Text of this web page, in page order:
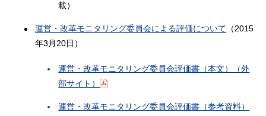
載）
運営・改革モニタリング委員会による評価について （2015
年3月20日）
運営・改革モニタリング委員会評価書（本文）（外
部サイト）
運営・改革モニタリング委員会評価書（参考資料）